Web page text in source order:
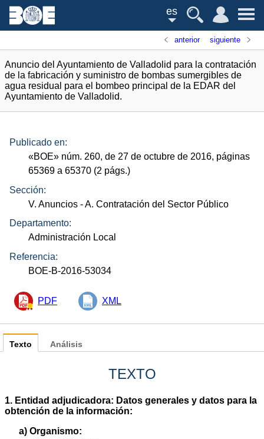
es
anterior siguiente
Anuncio del Ayuntamiento de Valladolid para la contratación
de la fabricación y suministro de bombas sumergibles de
agua residual para el bombeo principal de la EDAR del
Ayuntamiento de Valladolid.
Publicado en:
«BOE» núm. 260, de 27 de octubre de 2016, páginas
65369 a 65370 (2 págs.)
Sección:
V. Anuncios - A. Contratación del Sector Público
Departamento:
Administración Local
Referencia:
BOE-B-2016-53034
PDF XML
Texto
TEXTO
1. Entidad adjudicadora: Datos generales y datos para la
obtención de la información:
a) Organismo:
Análisis